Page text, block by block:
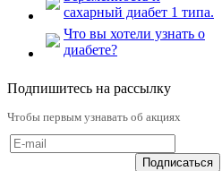
сахарный диабет 1 типа.
Что вы хотели узнать о
диабете?
Подпишитесь на рассылку
Чтобы первым узнавать об акциях